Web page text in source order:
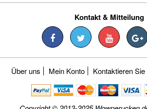
Kontakt & Mitteilung
Über uns Mein Konto Kontaktieren Sie